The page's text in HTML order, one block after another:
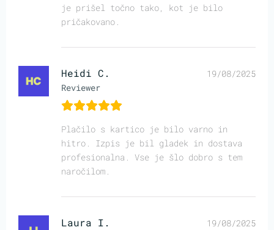
je prišel točno tako, kot je bilo
pričakovano.
Heidi C.
Reviewer
19/08/2025
Plačilo s kartico je bilo varno in
hitro. Izpis je bil gladek in dostava
profesionalna. Vse je šlo dobro s tem
naročilom.
Laura I. 19/08/2025